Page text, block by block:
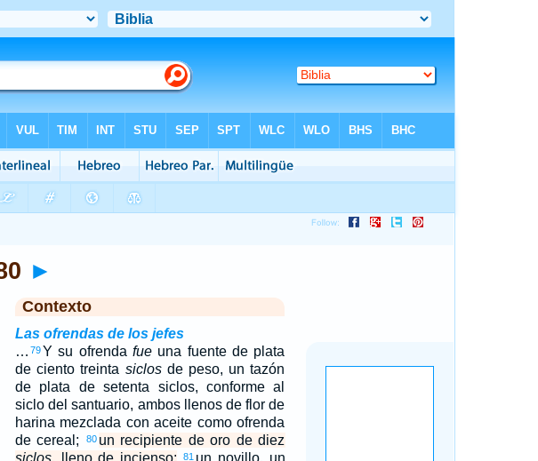
►
Contexto
Las ofrendas de los jefes
… 79Y su ofrendafue una fuente de plata
de ciento treinta siclosde peso, un tazón
de plata de setenta siclos, conforme al
siclo del santuario, ambos llenos de flor de
harina mezclada con aceite como ofrenda
de cereal;
80 un recipiente de oro de diez
siclos, lleno de incienso; 81 un novillo, un